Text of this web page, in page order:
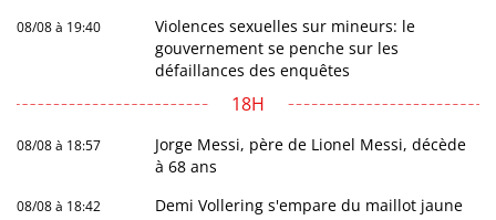
08/08 à 19:40
Violences sexuelles sur mineurs: le
gouvernement se penche sur les
défaillances des enquêtes
18H
08/08 à 18:57
Jorge Messi, père de Lionel Messi, décède
à 68 ans
08/08 à 18:42
Demi Vollering s'empare du maillot jaune